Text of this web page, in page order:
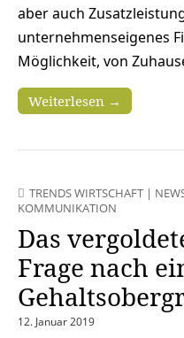
aber auch
unternehmenseigenes
Möglichkeit, von
Weiterlesen →
TRENDS WIRTSCHAFT |
KOMMUNIKATION
Das
Frage nach
12. Januar 2019